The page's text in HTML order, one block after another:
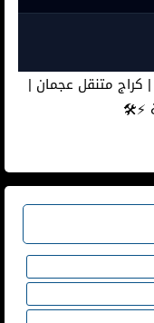
كراج متنقل عجمان |